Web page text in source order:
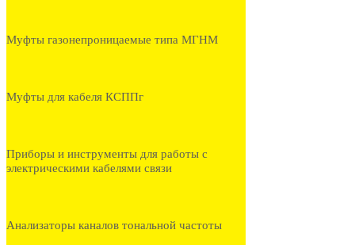
Муфты газонепроницаемые типа МГНМ
Муфты для кабеля КСППг
Приборы и инструменты для работы с
электрическими кабелями связи
Анализаторы каналов тональной частоты